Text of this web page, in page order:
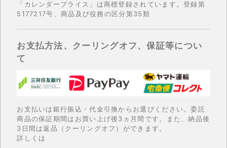
「カレンダープライス」は商標登録されています。登録第
5177217号、商品及び役務の区分第35類
お支払方法、クーリングオフ、保証等につい
て
お支払いは銀行振込・代金引換からお選びください。委託
商品の保証期間はお買い上げ後3ヵ月間です。また、納品後
3日間は返品（クーリングオフ）ができます。
詳しくは